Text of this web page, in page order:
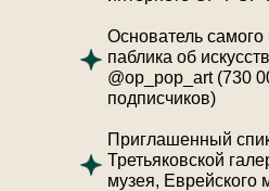
Основатель
паблика об
@op_pop_art (730
подписчиков)
Приглашенный
Третьяковской
музея, Еврейского